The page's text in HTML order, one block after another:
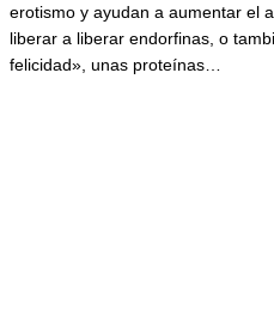
erotismo y ayudan a aumentar el
liberar a liberar endorfinas, o
felicidad», unas proteínas…